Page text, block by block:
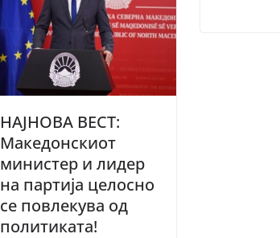
НАЈНОВА ВЕСТ:
Македонскиот
министер и лидер
на партија целосно
се повлекува од
политиката!